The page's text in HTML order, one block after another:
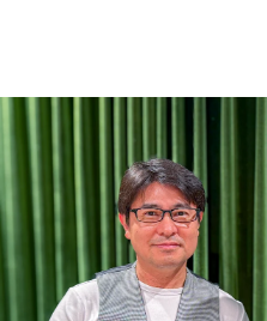
イベント・グッズ
YouTube
会社情報